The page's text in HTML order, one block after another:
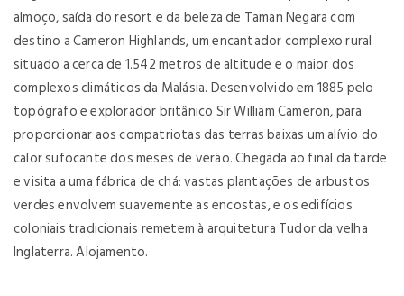
almoço, saída do resort e da beleza de Taman Negara com
destino a Cameron Highlands, um encantador complexo rural
situado a cerca de 1.542 metros de altitude e o maior dos
complexos climáticos da Malásia. Desenvolvido em 1885 pelo
topógrafo e explorador britânico Sir William Cameron, para
proporcionar aos compatriotas das terras baixas um alívio do
calor sufocante dos meses de verão. Chegada ao final da tarde
e visita a uma fábrica de chá: vastas plantações de arbustos
verdes envolvem suavemente as encostas, e os edifícios
coloniais tradicionais remetem à arquitetura Tudor da velha
Inglaterra. Alojamento.